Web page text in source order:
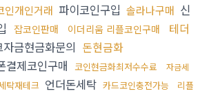
인개인거래 파이코인구입 솔라나구매 신
잡코인판매 이더리움 리플코인구매
테더
자금현금화문의 돈현금화
결제코인구매 코인현금화최저수수료
자금세
탁재테크 언더돈세탁 카드코인충전가능
리플